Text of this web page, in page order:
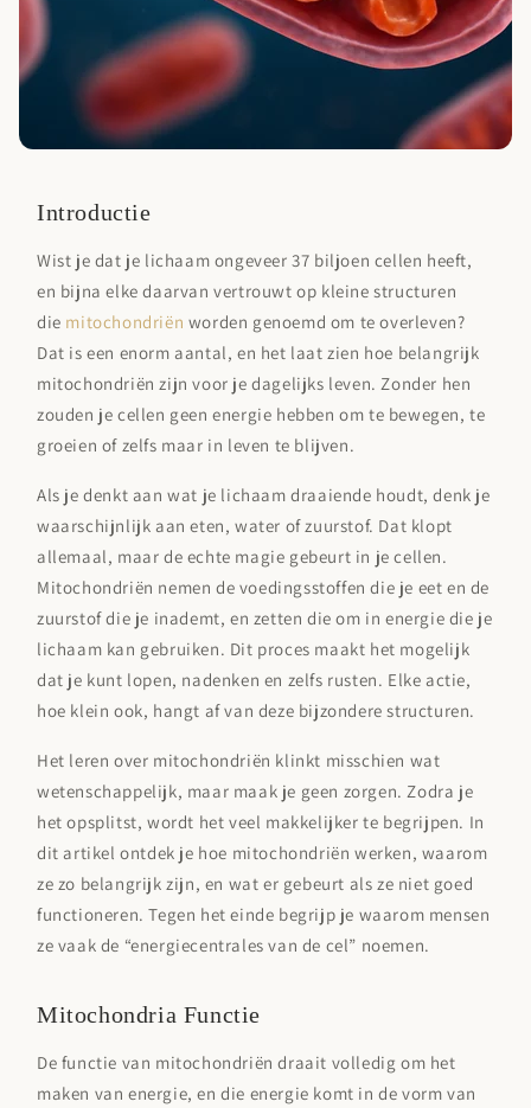
Introductie
Wist je dat je lichaam ongeveer 37 biljoen cellen heeft,
en bijna elke daarvan vertrouwt op kleine structuren
die mitochondriën worden genoemd om te overleven?
Dat is een enorm aantal, en het laat zien hoe belangrijk
mitochondriën zijn voor je dagelijks leven. Zonder hen
zouden je cellen geen energie hebben om te bewegen, te
groeien of zelfs maar in leven te blijven.
Als je denkt aan wat je lichaam draaiende houdt, denk je
waarschijnlijk aan eten, water of zuurstof. Dat klopt
allemaal, maar de echte magie gebeurt in je cellen.
Mitochondriën nemen de voedingsstoffen die je eet en de
zuurstof die je inademt, en zetten die om in energie die je
lichaam kan gebruiken. Dit proces maakt het mogelijk
dat je kunt lopen, nadenken en zelfs rusten. Elke actie,
hoe klein ook, hangt af van deze bijzondere structuren.
Het leren over mitochondriën klinkt misschien wat
wetenschappelijk, maar maak je geen zorgen. Zodra je
het opsplitst, wordt het veel makkelijker te begrijpen. In
dit artikel ontdek je hoe mitochondriën werken, waarom
ze zo belangrijk zijn, en wat er gebeurt als ze niet goed
functioneren. Tegen het einde begrijp je waarom mensen
ze vaak de “energiecentrales van de cel” noemen.
Mitochondria Functie
De functie van mitochondriën draait volledig om het
maken van energie, en die energie komt in de vorm van